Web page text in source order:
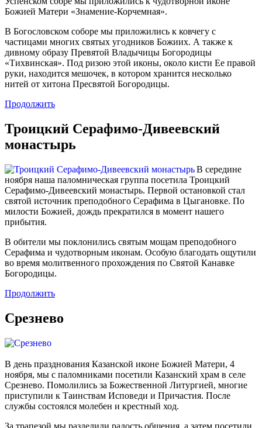
Божией Матери «Знамение-Корчемная».
В Богословском соборе мы приложились к ковчегу с
частицами многих святых угодников Божиих. А также к
дивному образу Превятой Владычицы Богородицы
«Тихвинская». Под ризою этой иконы, около кисти Ее правой
руки, находится мешочек, в котором хранится несколько
нитей от хитона Пресвятой Богородицы.
Продолжить
Троицкий Серафимо-Дивеевский
монастырь
В середине
ноября наша паломническая группа посетила Троицкий
Серафимо-Дивеевский монастырь. Первой остановкой стал
святой источник преподобного Серафима в Цыгановке. По
милости Божией, дождь прекратился в момент нашего
прибытия.
В обители мы поклонились святым мощам преподобного
Серафима и чудотворным иконам. Особую благодать ощутили
во время молитвенного прохождения по Святой Канавке
Богородицы.
Продолжить
Срезнево
В день празднования Казанской иконе Божией Матери, 4
ноября, мы с паломниками посетили Казанский храм в селе
Срезнево. Помолились за Божественной Литургией, многие
приступили к Таинствам Исповеди и Причастия. После
службы состоялся молебен и крестный ход.
За трапезой мы разделили радость общения, а затем посетили